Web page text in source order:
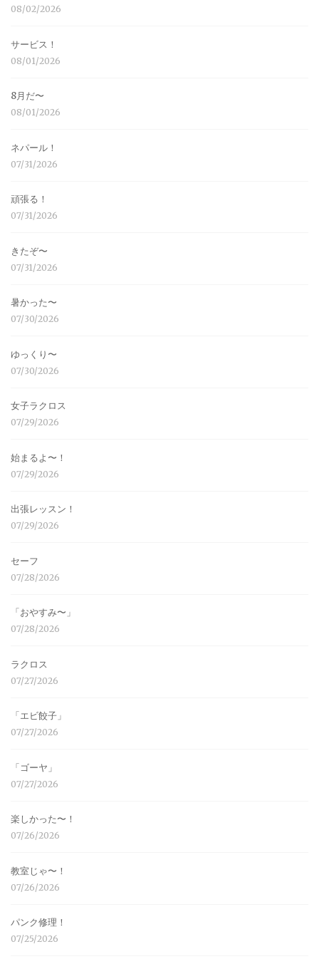
08/02/2026
サービス！
08/01/2026
8月だ〜
08/01/2026
ネパール！
07/31/2026
頑張る！
07/31/2026
きたぞ〜
07/31/2026
暑かった〜
07/30/2026
ゆっくり〜
07/30/2026
女子ラクロス
07/29/2026
始まるよ〜！
07/29/2026
出張レッスン！
07/29/2026
セーフ
07/28/2026
「おやすみ〜」
07/28/2026
ラクロス
07/27/2026
「エビ餃子」
07/27/2026
「ゴーヤ」
07/27/2026
楽しかった〜！
07/26/2026
教室じゃ〜！
07/26/2026
パンク修理！
07/25/2026